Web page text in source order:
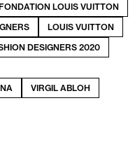
LOUIS VUITTON
LOUIS VUITTON
DESIGNERS 2020
VIRGIL ABLOH